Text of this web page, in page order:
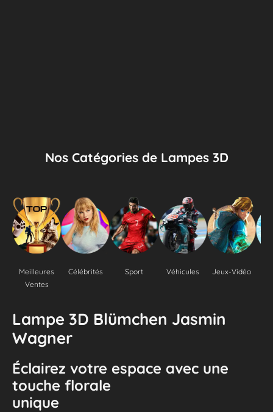
Nos Catégories de Lampes 3D
Meilleures
Ventes
Célébrités Sport Véhicules Jeux-Vidéo
Lampe 3D Blümchen Jasmin
Wagner
Éclairez votre espace avec une
touche florale
unique